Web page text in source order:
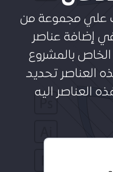
علي مجموعة من
إضافة عناصر
بالمشروع
العناصر تحديد
العناصر اليه